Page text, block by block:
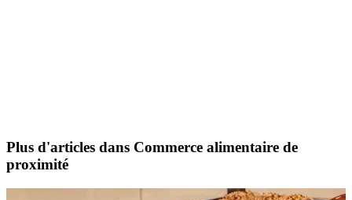
Plus d'articles dans Commerce alimentaire de
proximité